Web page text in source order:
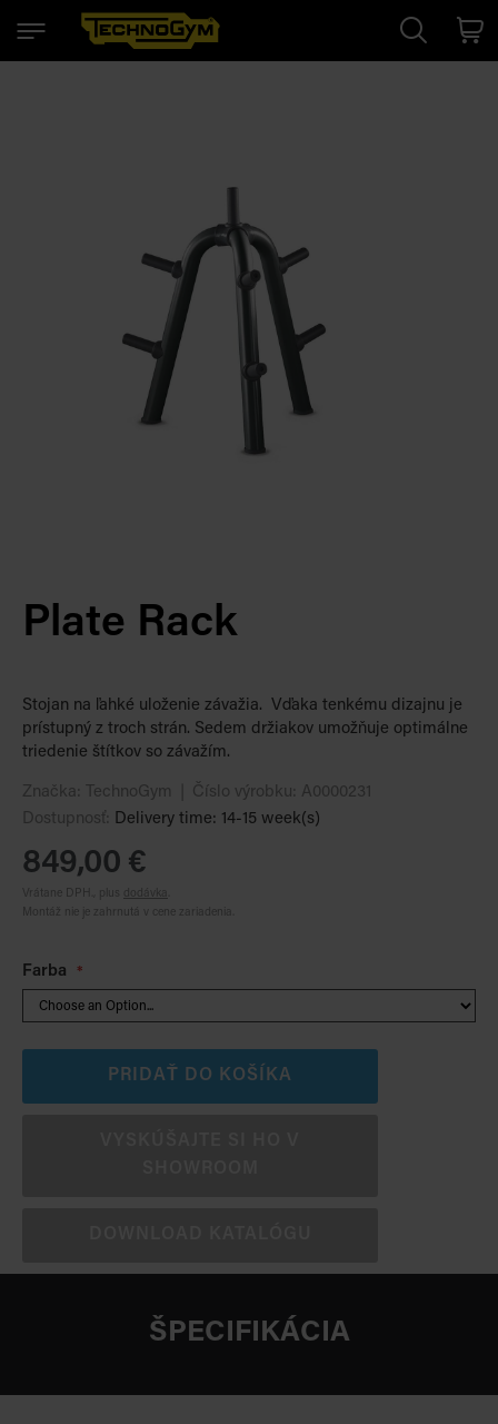
Cart
Plate Rack
Stojan na ľahké uloženie závažia. Vďaka tenkému dizajnu je
prístupný z troch strán. Sedem držiakov umožňuje optimálne
triedenie štítkov so závažím.
Značka: TechnoGym Číslo výrobku: A0000231
Dostupnosť: Delivery time: 14-15 week(s)
849,00 €
Vrátane DPH., plus dodávka
Montáž nie je zahrnutá v cene zariadenia.
Farba
PRIDAŤ DO KOŠÍKA
ŠPECIFIKÁCIA